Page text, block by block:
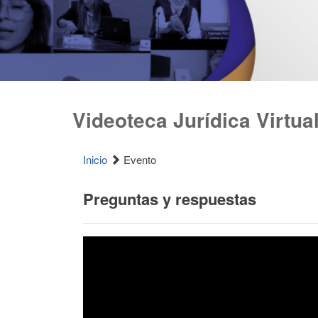
Videoteca Jurídica
Inicio Evento
Preguntas y respuestas